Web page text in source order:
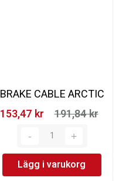
BRAKE CABLE ARCTIC
153,47 kr‎
191,84 kr‎
Lägg i varukorg